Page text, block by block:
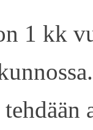
1 kk